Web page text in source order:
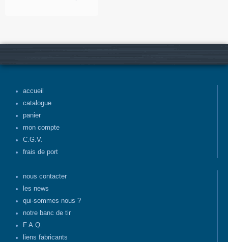
accueil
catalogue
panier
mon compte
C.G.V.
frais de port
nous contacter
les news
qui-sommes nous ?
notre banc de tir
F.A.Q.
liens fabricants